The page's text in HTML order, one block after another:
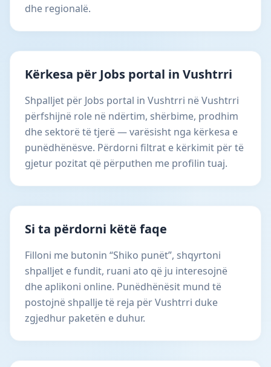
dhe regionalë.
Kërkesa për Jobs portal in Vushtrri
Shpalljet për Jobs portal in Vushtrri në Vushtrri
përfshijnë role në ndërtim, shërbime, prodhim
dhe sektorë të tjerë — varësisht nga kërkesa e
punëdhënësve. Përdorni filtrat e kërkimit për të
gjetur pozitat që përputhen me profilin tuaj.
Si ta përdorni këtë faqe
Filloni me butonin “Shiko punët”, shqyrtoni
shpalljet e fundit, ruani ato që ju interesojnë
dhe aplikoni online. Punëdhënësit mund të
postojnë shpallje të reja për Vushtrri duke
zgjedhur paketën e duhur.